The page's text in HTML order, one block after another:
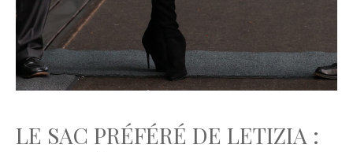
LE SAC PRÉFÉRÉ DE LETIZIA :